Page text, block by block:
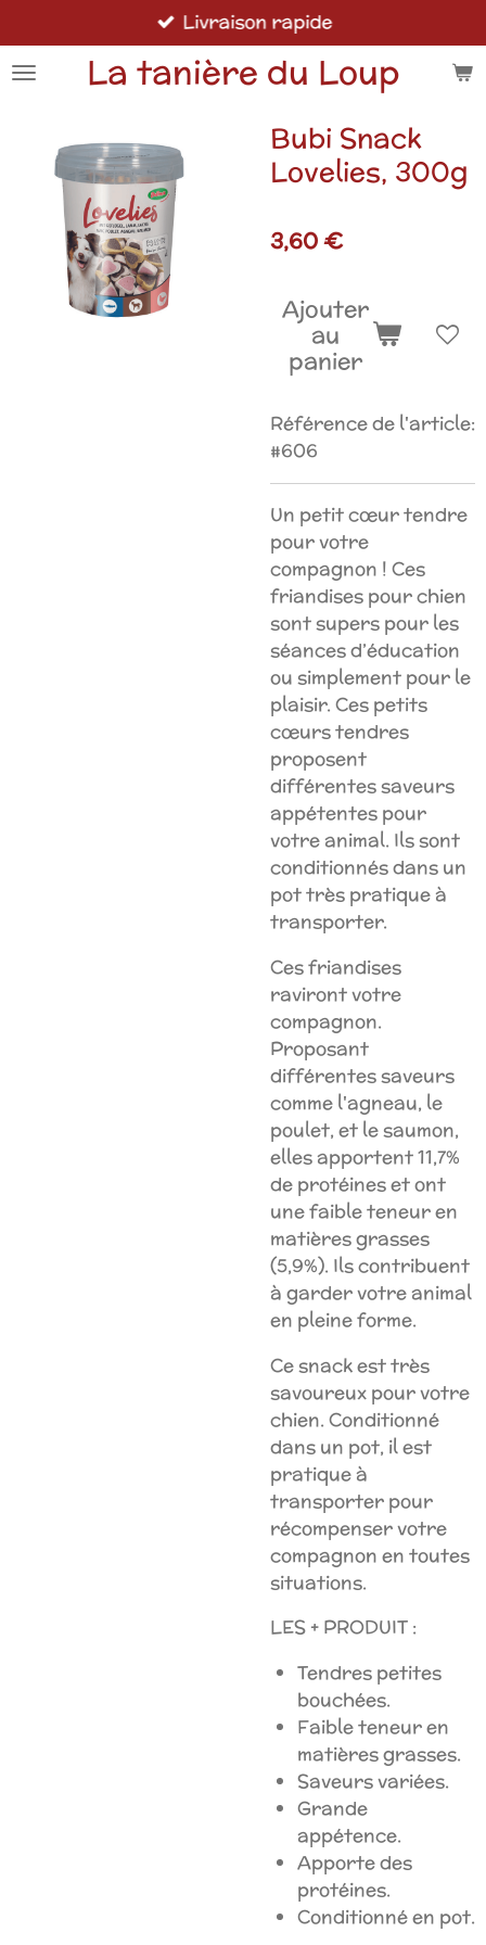
au
contenu
La tanière du Loup
Livraison rapide
Bubi Snack
Lovelies, 300g
3,60 €
Ajouter
au
panier
Référence de l'article:
#606
Un petit cœur tendre
pour votre
compagnon ! Ces
friandises pour chien
sont supers pour les
séances d’éducation
ou simplement pour le
plaisir. Ces petits
cœurs tendres
proposent
différentes saveurs
appétentes pour
votre animal. Ils sont
conditionnés dans un
pot très pratique à
transporter.
Ces friandises
raviront votre
compagnon.
Proposant
différentes saveurs
comme l'agneau, le
poulet, et le saumon,
elles apportent 11,7%
de protéines et ont
une faible teneur en
matières grasses
(5,9%). Ils contribuent
à garder votre animal
en pleine forme.
Ce snack est très
savoureux pour votre
chien. Conditionné
dans un pot, il est
pratique à
transporter pour
récompenser votre
compagnon en toutes
situations.
LES + PRODUIT :
Tendres petites
bouchées.
Faible teneur en
matières grasses.
Saveurs variées.
Grande
appétence.
Apporte des
protéines.
Conditionné en pot.